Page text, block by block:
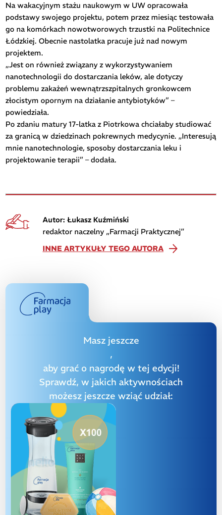
Na wakacyjnym stażu naukowym w UW opracowała
podstawy swojego projektu, potem przez miesiąc testowała
go na komórkach nowotworowych trzustki na Politechnice
Łódzkiej. Obecnie nastolatka pracuje już nad nowym
projektem.
„Jest on również związany z wykorzystywaniem
nanotechnologii do dostarczania leków, ale dotyczy
problemu zakażeń wewnątrzszpitalnych gronkowcem
złocistym opornym na działanie antybiotyków” –
powiedziała.
Po zdaniu matury 17-latka z Piotrkowa chciałaby studiować
za granicą w dziedzinach pokrewnych medycynie. „Interesują
mnie nanotechnologie, sposoby dostarczania leku i
projektowanie terapii” – dodała.
Autor: Łukasz Kuźmiński
redaktor naczelny „Farmacji Praktycznej”
INNE ARTYKUŁY TEGO AUTORA
Masz jeszcze
,
aby grać o nagrodę w tej edycji!
Sprawdź, w jakich aktywnościach
możesz jeszcze wziąć udział: